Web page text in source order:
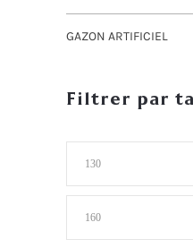
GAZON ARTIFICIEL
Filtrer par